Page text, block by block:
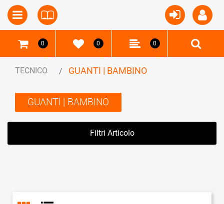
Open Open menu
0 0 0
TECNICO GUANTI | BAMBINO
GUANTI | BAMBINO
Filtri Articolo